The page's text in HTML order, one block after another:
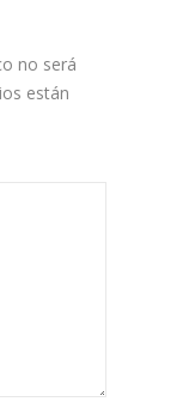
no será
están